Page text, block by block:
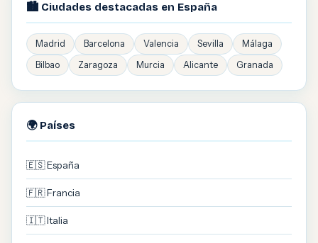
🏙️ Ciudades destacadas en España
Madrid Barcelona Valencia Sevilla
Málaga
Bilbao
Zaragoza Murcia Alicante Granada
🌍 Países
🇪🇸 España
🇫🇷 Francia
🇮🇹 Italia